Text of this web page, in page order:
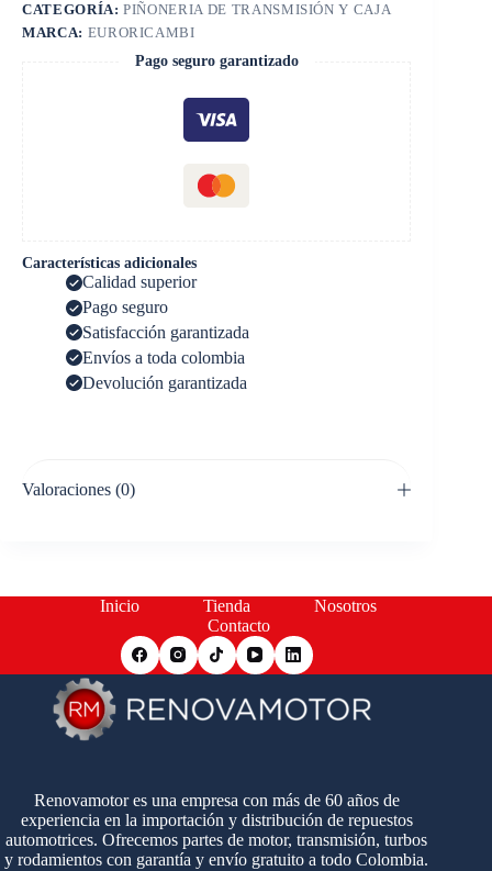
CATEGORÍA:PIÑONERIA DE TRANSMISIÓN Y CAJA
MARCA: EURORICAMBI
Pago seguro garantizado
Características adicionales
Calidad superior
Pago seguro
Satisfacción garantizada
Envíos a toda colombia
Devolución garantizada
Valoraciones (0)
Inicio Tienda
Nosotros
Contacto
Renovamotor es una empresa con más de 60 años de
experiencia en la importación y distribución de repuestos
automotrices. Ofrecemos partes de motor, transmisión, turbos
y rodamientos con garantía y envío gratuito a todo Colombia.